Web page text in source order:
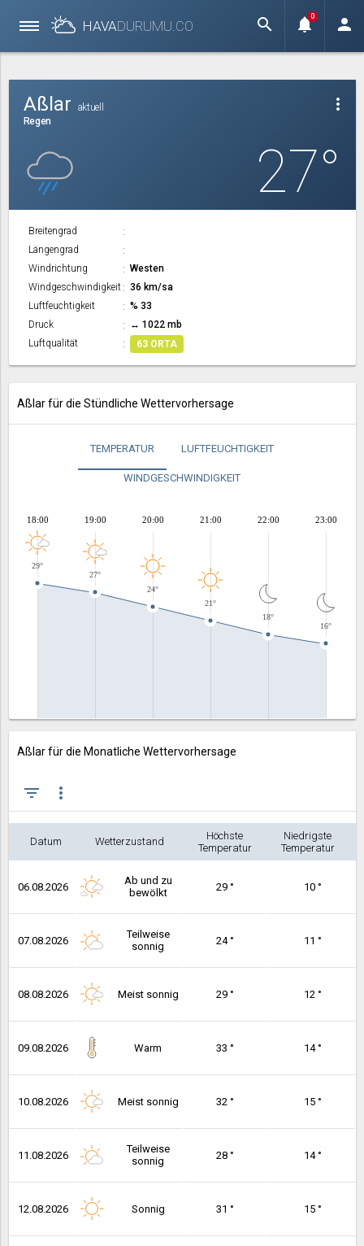
HAVADURUMU.CO search notifications
0 person
more_vert
Aßlar
aktuell
Regen
27°
Breitengrad
Längengrad
Windrichtung
Westen
Windgeschwindigkeit
36 km/sa
Luftfeuchtigkeit
% 33
Druck
↔ 1022 mb
Luftqualität
63 ORTA
Aßlar für die Stündliche Wettervorhersage
TEMPERATUR LUFTFEUCHTIGKEIT
WINDGESCHWINDIGKEIT
29°
27°
24°
21°
18°
16°
18:00 19:00 20:00 21:00 22:00 23:00
Aßlar für die Monatliche Wettervorhersage
filter_list more_vert
Datum Wetterzustand
Höchste
Temperatur
Niedrigste
Temperatur
06.08.2026
Ab und zu
bewölkt
29 ° 10 °
07.08.2026
Teilweise
sonnig
24 ° 11 °
08.08.2026 Meist sonnig 29 ° 12 °
09.08.2026 Warm 33 ° 14 °
10.08.2026 Meist sonnig 32 ° 15 °
11.08.2026
Teilweise
sonnig
28 ° 14 °
12.08.2026 Sonnig 31 ° 15 °